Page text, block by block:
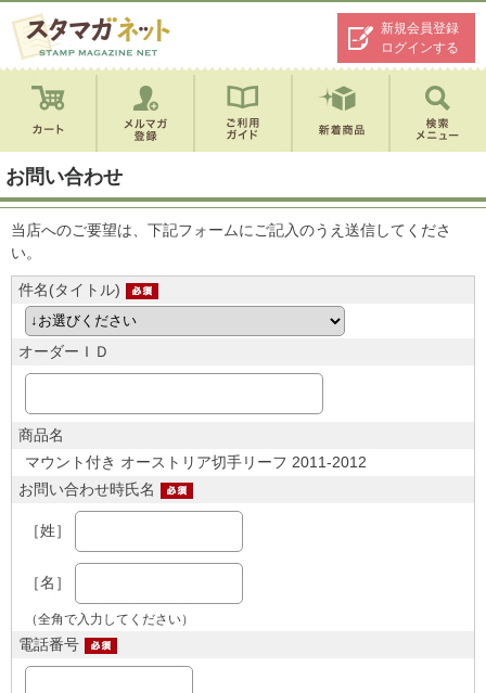
新規会員登録
ログインする
お問い合わせ
当店へのご要望は、下記フォームにご記入のうえ送信してくださ
い。
件名(タイトル)
オーダーＩＤ
商品名
マウント付き オーストリア切手リーフ 2011-2012
お問い合わせ時氏名
［姓］
［名］
（全角で入力してください）
電話番号